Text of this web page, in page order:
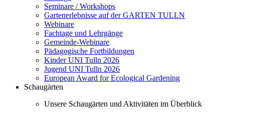
Seminare / Workshops
Gartenerlebnisse auf der GARTEN TULLN
Webinare
Fachtage und Lehrgänge
Gemeinde-Webinare
Pädagogische Fortbildungen
Kinder UNI Tulln 2026
Jugend UNI Tulln 2026
European Award for Ecological Gardening
Schaugärten
Unsere Schaugärten und Aktivitäten im Überblick